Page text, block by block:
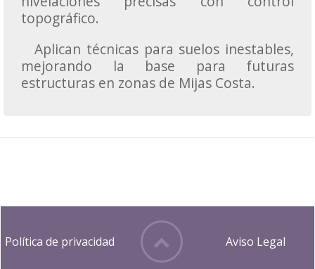
topográfico.
Aplican técnicas para suelos inestables,
mejorando la base para futuras
estructuras en zonas de Mijas Costa.
Política de privacidad Aviso Legal